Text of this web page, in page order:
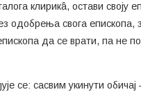
клирикâ, остави
одобрења свога
да се врати, па не
се: сасвим укинути